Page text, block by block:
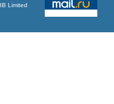
Limited